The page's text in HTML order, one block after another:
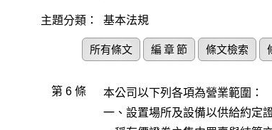
主題分類： 基本法規
所有條文 編 章 節 條文檢索
第 6 條
本公司以下列各項為營業範圍：
一、設置場所及設備以供給約定